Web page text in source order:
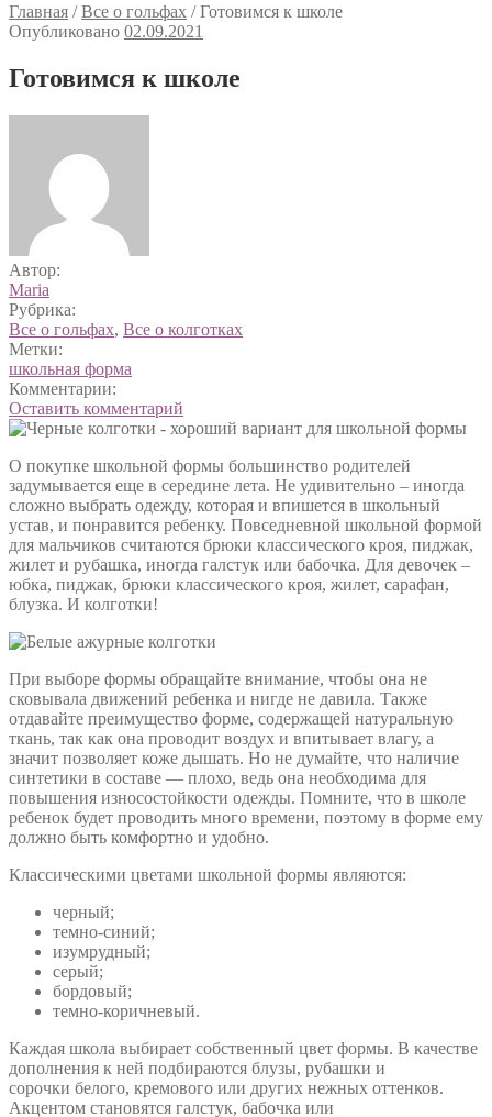
Главная /Все о гольфах /Готовимся к школе
Опубликовано 02.09.2021
Готовимся к школе
Автор:
Maria
Рубрика:
Все о гольфах, Все о колготках
Метки:
школьная форма
Комментарии:
Оставить комментарий
О покупке школьной формы большинство родителей
задумывается еще в середине лета. Не удивительно – иногда
сложно выбрать одежду, которая и впишется в школьный
устав, и понравится ребенку. Повседневной школьной формой
для мальчиков считаются брюки классического кроя, пиджак,
жилет и рубашка, иногда галстук или бабочка. Для девочек –
юбка, пиджак, брюки классического кроя, жилет, сарафан,
блузка. И колготки!
При выборе формы обращайте внимание, чтобы она не
сковывала движений ребенка и нигде не давила. Также
отдавайте преимущество форме, содержащей натуральную
ткань, так как она проводит воздух и впитывает влагу, а
значит позволяет коже дышать. Но не думайте, что наличие
синтетики в составе — плохо, ведь она необходима для
повышения износостойкости одежды. Помните, что в школе
ребенок будет проводить много времени, поэтому в форме ему
должно быть комфортно и удобно.
Классическими цветами школьной формы являются:
черный;
темно-синий;
изумрудный;
серый;
бордовый;
темно-коричневый.
Каждая школа выбирает собственный цвет формы. В качестве
дополнения к ней подбираются блузы, рубашки и
сорочки белого, кремового или других нежных оттенков.
Акцентом становятся галстук, бабочка или